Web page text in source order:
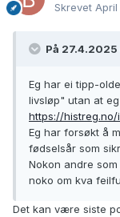
Skrevet April
På 27.4.2025
Eg har ei tipp-
livsløp" utan at
https://histreg.no/
Eg har forsøkt å
fødselsår som
Nokon andre
noko om kva
Det kan være siste